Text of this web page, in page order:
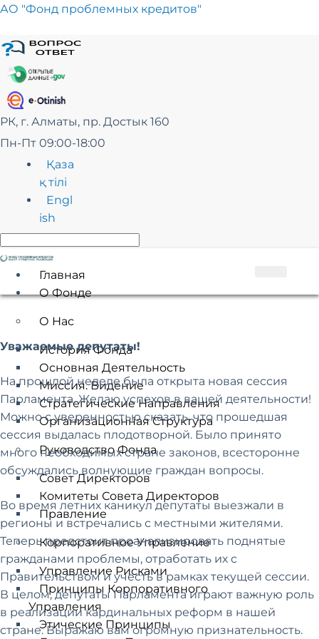
Перейти
сути
АО "Фонд проблемных кредитов"
РК, г. Алматы, пр. Достык 160
Пн-Пт 09:00-18:00
Қаза
қ тілі
Engl
ish
Главная
О Фонде
О Нас
История Фонда
Основная Деятельность
Миссия. Видение
Стратегические Направления
Организационная Структура
Руководство Фонда
Совет Директоров
Комитеты Совета Директоров
Правление
Корпоративное Управление
Управление Рисками
Принципы Корпоративного
Управления
Этические Принципы
Уважаемые депутаты!
На прошлой неделе была открыта новая сессия
Парламента. Желаю успехов в вашей деятельности!
Можно с уверенностью сказать, что прошедшая
сессия выдалась плодотворной. Было принято
много необходимых стране законов, всесторонне
обсуждались волнующие граждан вопросы.
Во время летних каникул депутаты выезжали в
регионы и встречались с местными жителями.
Теперь предстоит проанализировать поднятые
гражданами проблемы, отработать их с
Правительством и учесть в рамках текущей сессии.
В целом, депутаты Парламента играют важную роль
в реализации кардинальных реформ в нашей
стране. Выражаю вам огромную признательность.